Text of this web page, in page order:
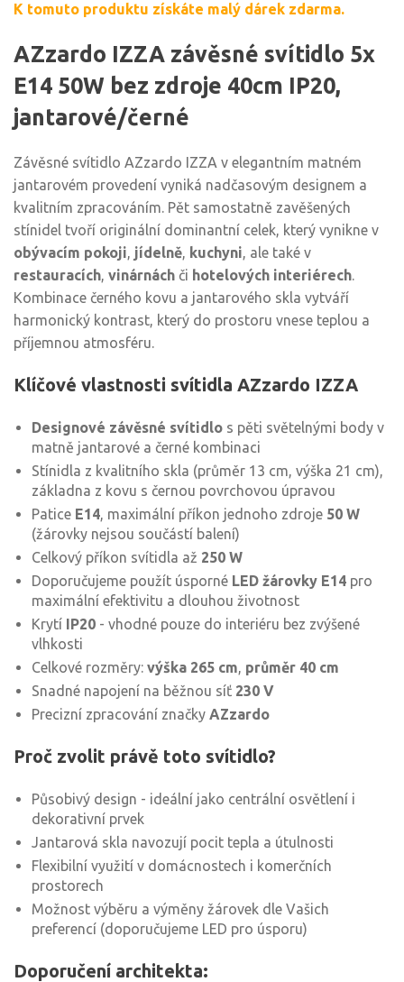
K tomuto produktu získáte malý dárek zdarma.
AZzardo IZZA závěsné svítidlo 5x
E14 50W bez zdroje 40cm IP20,
jantarové/černé
Závěsné svítidlo AZzardo IZZA v elegantním matném
jantarovém provedení vyniká nadčasovým designem a
kvalitním zpracováním. Pět samostatně zavěšených
stínidel tvoří originální dominantní celek, který vynikne v
obývacím pokoji, jídelně, kuchyni, ale také v
restauracích, vinárnách či hotelových interiérech.
Kombinace černého kovu a jantarového skla vytváří
harmonický kontrast, který do prostoru vnese teplou a
příjemnou atmosféru.
Klíčové vlastnosti svítidla AZzardo IZZA
Designové závěsné svítidlo s pěti světelnými body v
matně jantarové a černé kombinaci
Stínidla z kvalitního skla (průměr 13 cm, výška 21 cm),
základna z kovu s černou povrchovou úpravou
Patice E14, maximální příkon jednoho zdroje 50 W
(žárovky nejsou součástí balení)
Celkový příkon svítidla až 250 W
Doporučujeme použít úsporné LED žárovky E14 pro
maximální efektivitu a dlouhou životnost
Krytí IP20 - vhodné pouze do interiéru bez zvýšené
vlhkosti
Celkové rozměry: výška 265 cm, průměr 40 cm
Snadné napojení na běžnou síť 230 V
Precizní zpracování značky AZzardo
Proč zvolit právě toto svítidlo?
Působivý design - ideální jako centrální osvětlení i
dekorativní prvek
Jantarová skla navozují pocit tepla a útulnosti
Flexibilní využití v domácnostech i komerčních
prostorech
Možnost výběru a výměny žárovek dle Vašich
preferencí (doporučujeme LED pro úsporu)
Doporučení architekta: